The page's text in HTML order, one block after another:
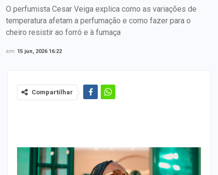
O perfumista Cesar Veiga explica como as variações de
temperatura afetam a perfumação e como fazer para o
cheiro resistir ao forró e à fumaça
em 15 jun, 2026 16:22
Compartilhar